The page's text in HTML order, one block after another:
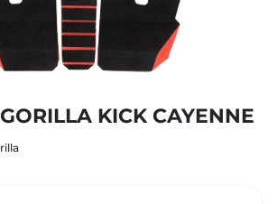
KICK CAYENNE